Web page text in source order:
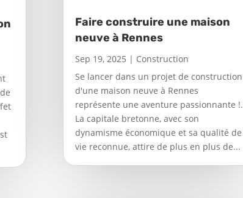
Faire construire une maison
neuve à Rennes
Sep 19, 2025 | Construction
Se lancer dans un projet de construction
d'une maison neuve à Rennes
représente une aventure passionnante !.
La capitale bretonne, avec son
dynamisme économique et sa qualité de
vie reconnue, attire de plus en plus de...